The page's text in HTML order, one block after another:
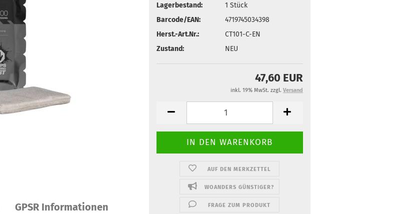
Lagerbestand:
1 Stück
Barcode/EAN:
4719745034398
Herst.-Art.Nr.:
CT101-C-EN
Zustand:
NEU
47,60 EUR
inkl. 19% MwSt. zzgl. Versand
AUF DEN MERKZETTEL
WOANDERS GÜNSTIGER?
FRAGE ZUM PRODUKT
GPSR Informationen